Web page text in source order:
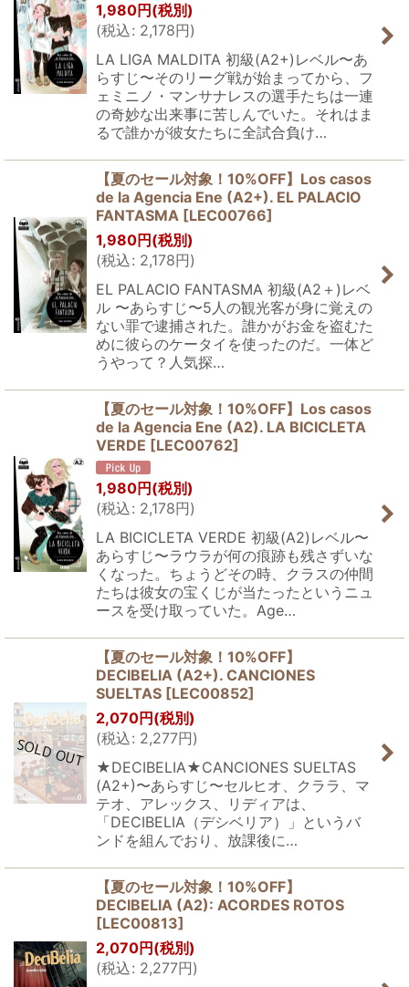
1,980円 (税別)
(税込: 2,178円)
LA LIGA MALDITA 初級(A2+)レベル〜あ
らすじ〜そのリーグ戦が始まってから、フ
ェミニノ・マンサナレスの選手たちは一連
の奇妙な出来事に苦しんでいた。それはま
るで誰かが彼女たちに全試合負け…
【夏のセール対象！10%OFF】Los casos
de la Agencia Ene (A2+). EL PALACIO
FANTASMA [LEC00766]
1,980円 (税別)
(税込: 2,178円)
EL PALACIO FANTASMA 初級(A2＋)レベ
ル 〜あらすじ〜5人の観光客が身に覚えの
ない罪で逮捕された。誰かがお金を盗むた
めに彼らのケータイを使ったのだ。一体ど
うやって？人気探…
【夏のセール対象！10%OFF】Los casos
de la Agencia Ene (A2). LA BICICLETA
VERDE [LEC00762]
1,980円 (税別)
(税込: 2,178円)
LA BICICLETA VERDE 初級(A2)レベル〜
あらすじ〜ラウラが何の痕跡も残さずいな
くなった。ちょうどその時、クラスの仲間
たちは彼女の宝くじが当たったというニュ
ースを受け取っていた。Age…
【夏のセール対象！10%OFF】
DECIBELIA (A2+). CANCIONES
SUELTAS [LEC00852]
2,070円 (税別)
(税込: 2,277円)
★DECIBELIA★CANCIONES SUELTAS
(A2+)〜あらすじ〜セルヒオ、クララ、マ
テオ、アレックス、リディアは、
「DECIBELIA（デシベリア）」というバ
ンドを組んでおり、放課後に…
【夏のセール対象！10%OFF】
DECIBELIA (A2): ACORDES ROTOS
[LEC00813]
2,070円 (税別)
(税込: 2,277円)